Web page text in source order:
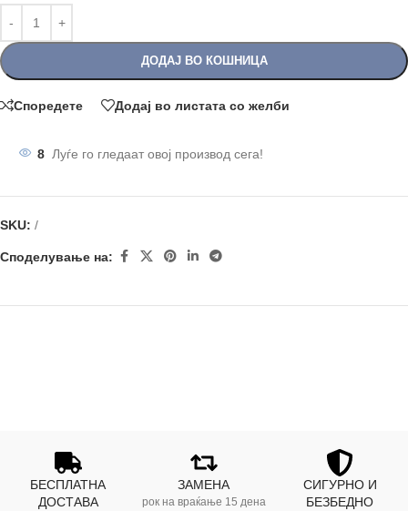
ДОДАЈ ВО КОШНИЦА
Споредете Додај во листата со желби
8 Луѓе го гледаат овој производ сега!
SKU: /
Споделување на:
БЕСПЛАТНА
ДОСТАВА
ЗАМЕНА
рок на враќање 15 дена
СИГУРНО И
БЕЗБЕДНО